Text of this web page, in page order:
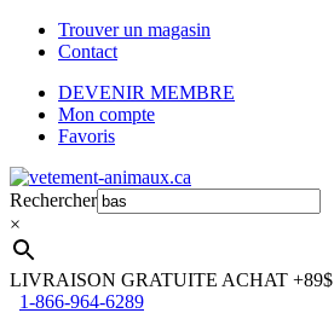
Trouver un magasin
Contact
DEVENIR MEMBRE
Mon compte
Favoris
Aller
à
la
navigation
Aller
au
contenu
Rechercher
×
LIVRAISON GRATUITE ACHAT +89$
1-866-964-6289